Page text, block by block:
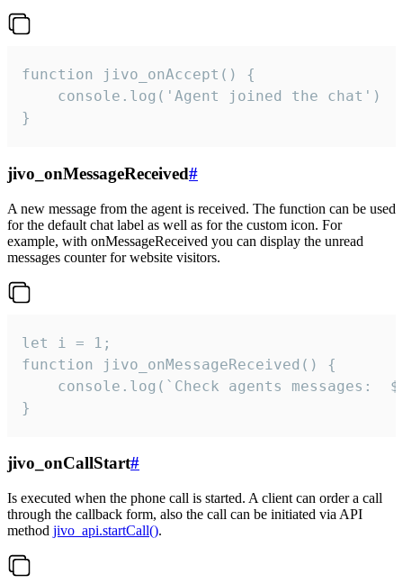
function jivo_onAccept() {
}
jivo_onMessageReceived#
A new message from the agent is received. The function can be used
for the default chat label as well as for the custom icon. For
example, with onMessageReceived you can display the unread
messages counter for website visitors.
let i = 1;
function jivo_onMessageReceived() {
}
jivo_onCallStart#
Is executed when the phone call is started. A client can order a call
through the callback form, also the call can be initiated via API
method jivo_api.startCall().